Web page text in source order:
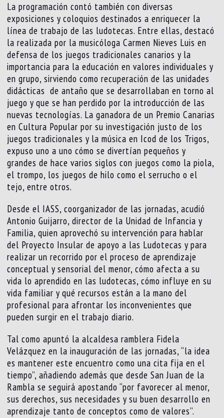
La programación contó también con diversas
exposiciones y coloquios destinados a enriquecer la
línea de trabajo de las ludotecas. Entre ellas, destacó
la realizada por la musicóloga Carmen Nieves Luis en
defensa de los juegos tradicionales canarios y la
importancia para la educación en valores individuales y
en grupo, sirviendo como recuperación de las unidades
didácticas de antaño que se desarrollaban en torno al
juego y que se han perdido por la introducción de las
nuevas tecnologías. La ganadora de un Premio Canarias
en Cultura Popular por su investigación justo de los
juegos tradicionales y la música en Icod de los Trigos,
expuso uno a uno cómo se divertían pequeños y
grandes de hace varios siglos con juegos como la piola,
el trompo, los juegos de hilo como el serrucho o el
tejo, entre otros.
Desde el IASS, coorganizador de las jornadas, acudió
Antonio Guijarro, director de la Unidad de Infancia y
Familia, quien aprovechó su intervención para hablar
del Proyecto Insular de apoyo a las Ludotecas y para
realizar un recorrido por el proceso de aprendizaje
conceptual y sensorial del menor, cómo afecta a su
vida lo aprendido en las ludotecas, cómo influye en su
vida familiar y qué recursos están a la mano del
profesional para afrontar los inconvenientes que
pueden surgir en el trabajo diario.
Tal como apuntó la alcaldesa ramblera Fidela
Velázquez en la inauguración de las jornadas, “la idea
es mantener este encuentro como una cita fija en el
tiempo”, añadiendo además que desde San Juan de la
Rambla se seguirá apostando “por favorecer al menor,
sus derechos, sus necesidades y su buen desarrollo en
aprendizaje tanto de conceptos como de valores”.